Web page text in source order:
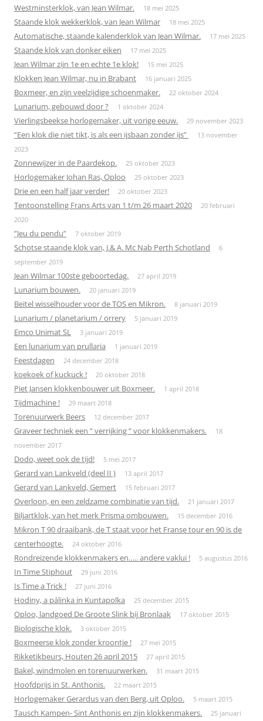
Westminsterklok, van Jean Wilmar. 18 mei 2025
Staande klok wekkerklok, van Jean Wilmar 18 mei 2025
Automatische, staande kalenderklok van Jean Wilmar. 17 mei 2025
Staande klok van donker eiken 17 mei 2025
Jean Wilmar zijn 1e en echte 1e klok! 15 mei 2025
Klokken Jean Wilmar, nu in Brabant 16 januari 2025
Boxmeer, en zijn veelzijdige schoenmaker. 22 oktober 2024
Lunarium, gebouwd door ? 1 oktober 2024
Vierlingsbeekse horlogemaker, uit vorige eeuw. 29 november 2023
“Een klok die niet tikt, is als een ijsbaan zonder ijs”
13 november
2023
Zonnewijzer in de Paardekop. 25 oktober 2023
Horlogemaker Johan Ras, Oploo 25 oktober 2023
Drie en een half jaar verder! 20 oktober 2023
Tentoonstelling Frans Arts van 1 t/m 26 maart 2020
20 februari
2020
”Jeu du pendu” 7 oktober 2019
Schotse staande klok van, J.& A. Mc Nab Perth Schotland
6
september 2019
Jean Wilmar 100ste geboortedag. 27 april 2019
Lunarium bouwen. 20 januari 2019
Beitel wisselhouder voor de TOS en Mikron. 8 januari 2019
Lunarium / planetarium / orrery 5 januari 2019
Emco Unimat SL 3 januari 2019
Een lunarium van prullaria 1 januari 2019
Feestdagen 24 december 2018
koekoek of kuckuck ! 20 oktober 2018
Piet Jansen klokkenbouwer uit Boxmeer. 1 april 2018
Tijdmachine ! 29 maart 2018
Torenuurwerk Beers 12 december 2017
Graveer techniek een ” verrijking ” voor klokkenmakers.
18
november 2017
Dodo, weet ook de tijd! 5 mei 2017
Gerard van Lankveld (deel II ) 13 april 2017
Gerard van Lankveld, Gemert 15 februari 2017
Overloon, en een zeldzame combinatie van tijd. 21 januari 2017
Biljartklok, van het merk Prisma ombouwen. 15 december 2016
Mikron T 90 draaibank, de T staat voor het Franse tour en 90 is de
centerhoogte.
24 oktober 2016
Rondreizende klokkenmakers en….. andere vaklui ! 5 augustus 2016
In Time Stiphout 29 juni 2016
Is Time a Trick ! 27 juni 2016
Hodiny, a pálinka in Kuntapolka 25 december 2015
Oploo, landgoed De Groote Slink bij Bronlaak 17 oktober 2015
Biologische klok. 3 oktober 2015
Boxmeerse klok zonder kroontje ! 27 mei 2015
Rikketikbeurs, Houten 26 april 2015 27 april 2015
Bakel, windmolen en torenuurwerken. 31 maart 2015
Hoofdprijs in St. Anthonis. 22 maart 2015
Horlogemaker Gerardus van den Berg, uit Oploo. 5 maart 2015
Tausch Kampen- Sint Anthonis en zijn klokkenmakers. 25 januari